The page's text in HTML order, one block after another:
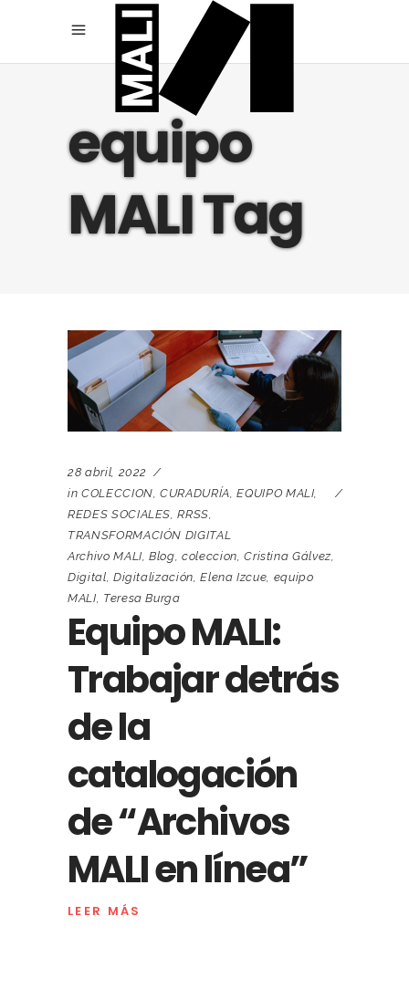
equipo
MALI Tag
28 abril, 2022
in COLECCION ,CURADURÍA ,EQUIPO MALI
REDES SOCIALES ,RRSS
TRANSFORMACIÓN DIGITAL
Archivo MALI ,Blog ,coleccion ,Cristina Gálvez,
Digital Digitalización ,Elena Izcue equipo
MALI Teresa Burga
Equipo MALI:
Trabajar detrás
de la
catalogación
de “Archivos
MALI en línea”
LEER MÁS